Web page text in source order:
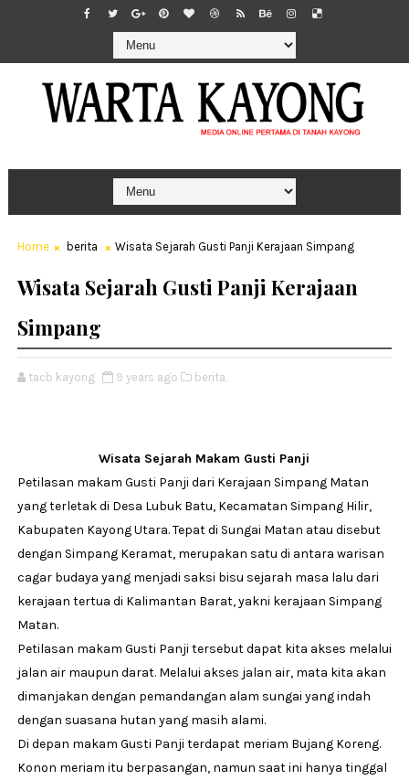
Home berita Wisata Sejarah Gusti Panji Kerajaan Simpang
Wisata Sejarah Gusti Panji Kerajaan
Simpang
tacb kayong 9 years ago berita,
Wisata Sejarah Makam Gusti Panji
Petilasan makam Gusti Panji dari Kerajaan Simpang Matan
yang terletak di Desa Lubuk Batu, Kecamatan Simpang Hilir,
Kabupaten Kayong Utara. Tepat di Sungai Matan atau disebut
dengan Simpang Keramat, merupakan satu di antara warisan
cagar budaya yang menjadi saksi bisu sejarah masa lalu dari
kerajaan tertua di Kalimantan Barat, yakni kerajaan Simpang
Matan.
Petilasan makam Gusti Panji tersebut dapat kita akses melalui
jalan air maupun darat. Melalui akses jalan air, mata kita akan
dimanjakan dengan pemandangan alam sungai yang indah
dengan suasana hutan yang masih alami.
Di depan makam Gusti Panji terdapat meriam Bujang Koreng.
Konon meriam itu berpasangan, namun saat ini hanya tinggal